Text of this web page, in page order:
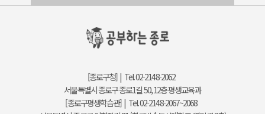
[종로구청] | Tel. 02-2148-2062
서울특별시 종로구 종로1길 50, 12층 평생교육과
[종로구평생학습관] | Tel. 02-2148-2067~2068